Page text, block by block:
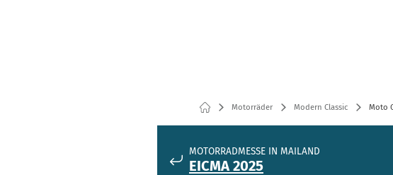
Motorräder Modern Classic Moto
MOTORRADMESSE IN MAILAND
EICMA 2025